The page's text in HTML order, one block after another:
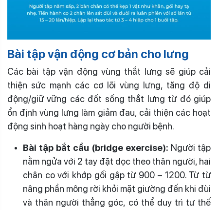
Bài tập vận động cơ bản cho lưng
Các bài tập vận động vùng thắt lưng sẽ giúp cải
thiện sức mạnh các cơ lõi vùng lưng, tăng độ di
động/giữ vững các đốt sống thắt lưng từ đó giúp
ổn định vùng lưng làm giảm đau, cải thiện các hoạt
động sinh hoạt hàng ngày cho người bệnh.
Bài tập bắt cầu (bridge exercise): Người tập
nằm ngửa với 2 tay đặt dọc theo thân người, hai
chân co với khớp gối gập từ 900 – 1200. Từ từ
nâng phần mông rời khỏi mặt giường đến khi đùi
và thân người thẳng góc, có thể duy trì tư thế